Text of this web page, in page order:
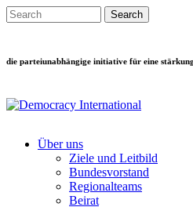
Direkt zum Inhalt
Search this site
die parteiunabhängige initiative für eine
Main menu
Über uns
Ziele und Leitbild
Bundesvorstand
Regionalteams
Beirat